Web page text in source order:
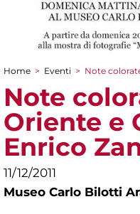
Tu sei qui
Home > Eventi > Note
Note
Oriente e
Enrico
11/12/2011
Museo Carlo Bilotti